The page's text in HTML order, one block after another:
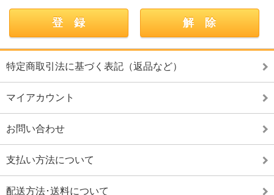
特定商取引法に基づく表記（返品など）
マイアカウント
お問い合わせ
支払い方法について
配送方法･送料について